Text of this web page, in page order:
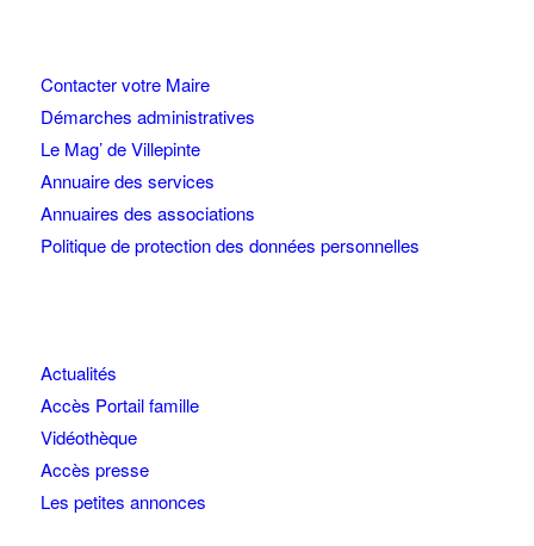
Contacter votre Maire
Démarches administratives
Le Mag’ de Villepinte
Annuaire des services
Annuaires des associations
Politique de protection des données personnelles
Actualités
Accès Portail famille
Vidéothèque
Accès presse
Les petites annonces